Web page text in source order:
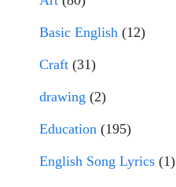
Basic English (12)
Craft (31)
drawing (2)
Education (195)
English Song Lyrics (1)